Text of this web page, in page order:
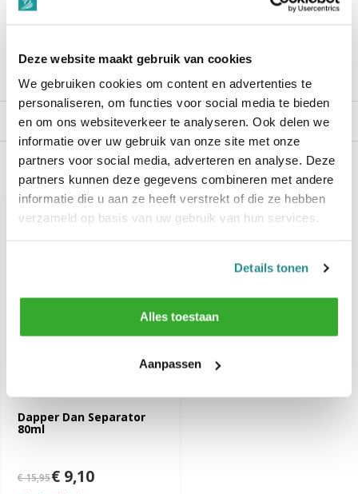
Deze website maakt gebruik van cookies
We gebruiken cookies om content en advertenties te
personaliseren, om functies voor social media te bieden
en om ons websiteverkeer te analyseren. Ook delen we
informatie over uw gebruik van onze site met onze
partners voor social media, adverteren en analyse. Deze
partners kunnen deze gegevens combineren met andere
informatie die u aan ze heeft verstrekt of die ze hebben
verzameld op basis van uw gebruik van hun services.
Details tonen
Alles toestaan
Aanpassen
Productomschrijving
Reviews
Recent bekeken
Dapper Dan Separator
80ml
-43%
€ 15,95€ 9,10